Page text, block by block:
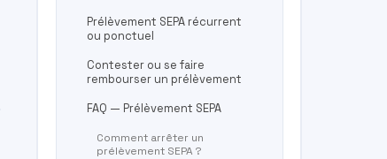
Prélèvement SEPA récurrent
ou ponctuel
Contester ou se faire
rembourser un prélèvement
FAQ — Prélèvement SEPA
Comment arrêter un
prélèvement SEPA ?